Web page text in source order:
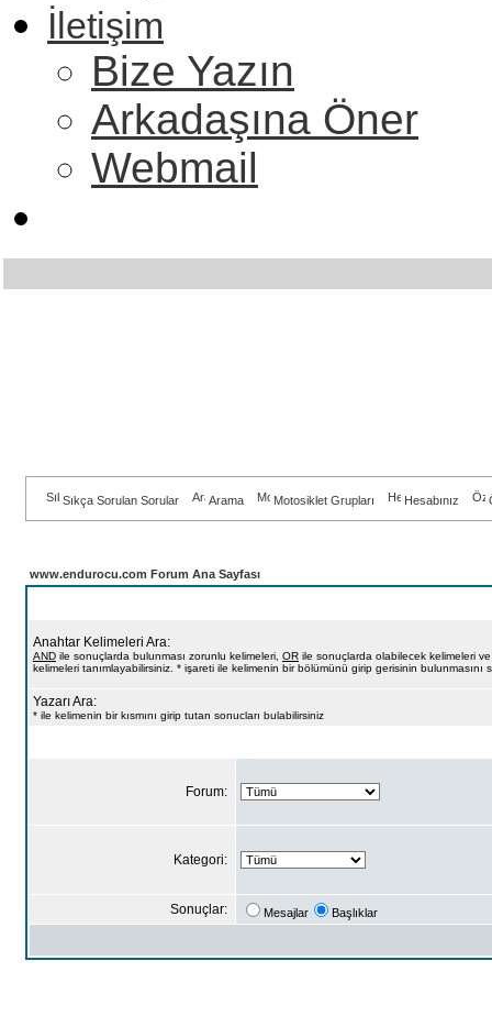
İletişim
Bize Yazın
Arkadaşına Öner
Webmail
Sıkça Sorulan Sorular Arama Motosiklet Grupları Hesabınız
www.endurocu.com Forum Ana Sayfası
Anahtar Kelimeleri Ara:
AND ile sonuçlarda bulunması zorunlu kelimeleri, OR ile sonuçlarda olabilecek kelimeleri
kelimeleri tanımlayabilirsiniz. * işareti ile kelimenin bir bölümünü girip gerisinin bulunmasını
Yazarı Ara:
* ile kelimenin bir kısmını girip tutan sonucları bulabilirsiniz
Forum:
Kategori:
Sonuçlar: Mesajlar Başlıklar